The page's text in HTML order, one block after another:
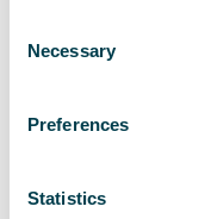
Selection
Necessary
Preferences
Statistics
Nasdaq First North
QAIR. FNCA Sweden
Om UNC Health
sjukvårdssystem
består av 14 sjukhus,